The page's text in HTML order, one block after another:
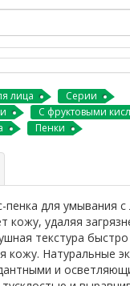
лица
Серии
С фруктовыми
Пенки
для умывания
кожу, удаляя
текстура
кожу. Натуральные
и